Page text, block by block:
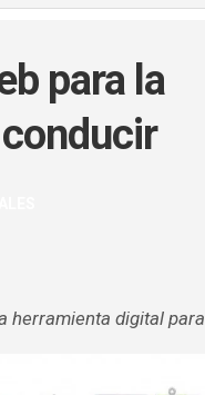
para la
herramienta digital para